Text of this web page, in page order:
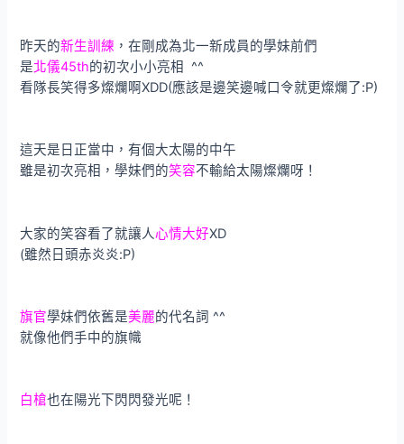
昨天的新生訓練 ，在剛成為北一新成員的學妹前們
是北儀45th的初次小小亮相 ^^
看隊長笑得多燦爛啊XDD(應該是邊笑邊喊口令就更燦爛了:P)
這天是日正當中，有個大太陽的中午
雖是初次亮相，學妹們的笑容不輸給太陽燦爛呀！
大家的笑容看了就讓人心情大好XD
(雖然日頭赤炎炎:P)
旗官學妹們依舊是美麗的代名詞 ^^
就像他們手中的旗幟
白槍也在陽光下閃閃發光呢！